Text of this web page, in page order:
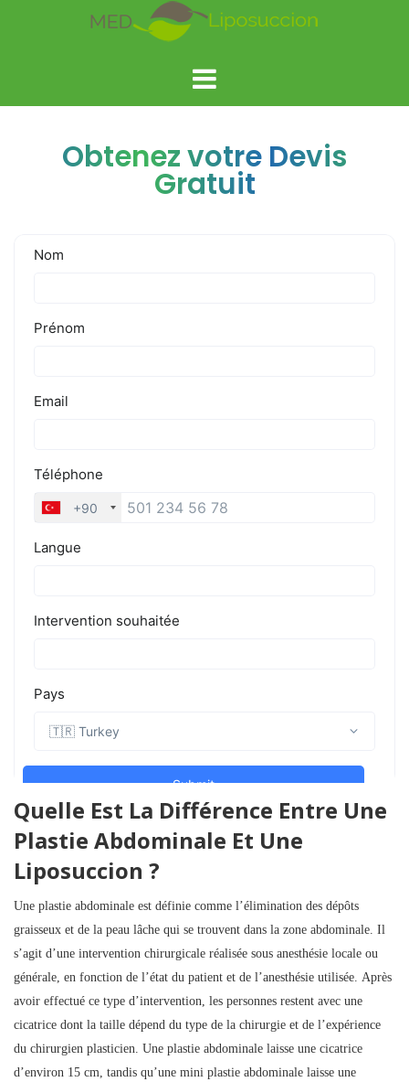
Obtenez votre Devis
Gratuit
Quelle Est La Différence Entre Une
Plastie Abdominale Et Une
Liposuccion ?
Une plastie abdominale est définie comme l’élimination des dépôts
graisseux et de la peau lâche qui se trouvent dans la zone abdominale. Il
s’agit d’une intervention chirurgicale réalisée sous anesthésie locale ou
générale, en fonction de l’état du patient et de l’anesthésie utilisée. Après
avoir effectué ce type d’intervention, les personnes restent avec une
cicatrice dont la taille dépend du type de la chirurgie et de l’expérience
du chirurgien plasticien. Une plastie abdominale laisse une cicatrice
d’environ 15 cm, tandis qu’une mini plastie abdominale laisse une